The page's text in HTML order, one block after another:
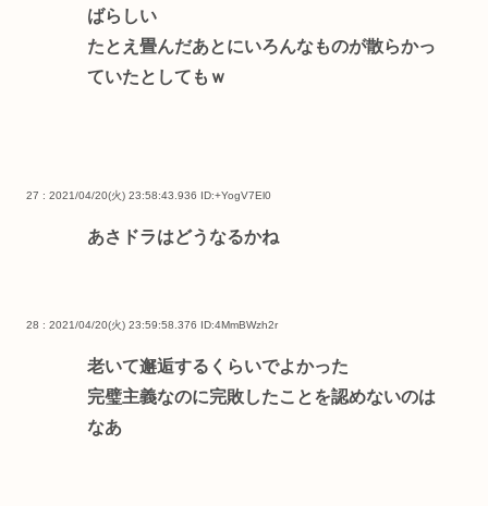
ばらしい
たとえ畳んだあとにいろんなものが散らかっ
ていたとしてもｗ
27 : 2021/04/20(火) 23:58:43.936 ID:+YogV7El0
あさドラはどうなるかね
28 : 2021/04/20(火) 23:59:58.376 ID:4MmBWzh2r
老いて邂逅するくらいでよかった
完璧主義なのに完敗したことを認めないのは
なあ